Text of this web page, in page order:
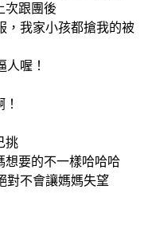
次跟團後
，我家小孩都搶我的被
喔！
挑
想要的不一樣哈哈哈
對不會讓媽媽失望